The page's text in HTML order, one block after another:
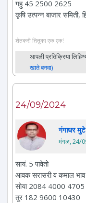
गहु 45 2500 2625
कृषि उत्पन्न बाजार समिती,
शेतकरी तितुका एक एक!
आपली प्रतिक्रिया
खाते बनवा)
24/09/2024
गंगाधर मुटे
मंगळ, 24/
सायं. 5 पावेतो
आवक सरासरी व कमाल भाव
सोया 2084 4000 4705
तुर 182 9600 10430